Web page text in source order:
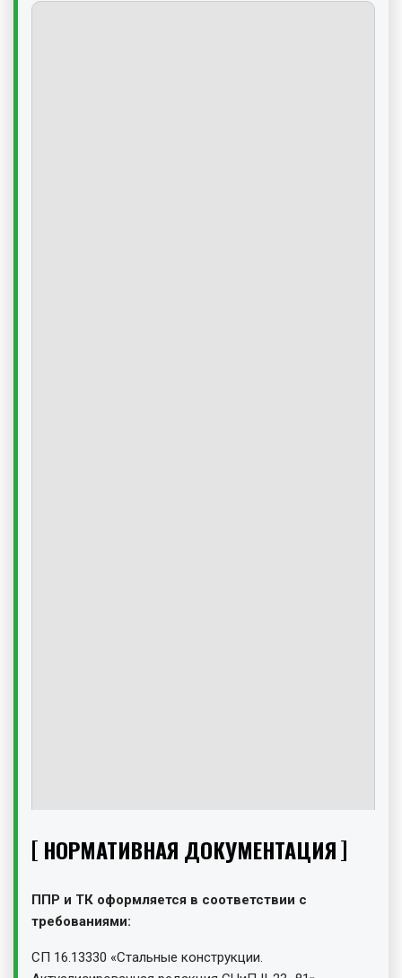
НОРМАТИВНАЯ ДОКУМЕНТАЦИЯ
ППР и ТК оформляется в соответствии с
требованиями:
СП 16.13330 «Стальные конструкции.